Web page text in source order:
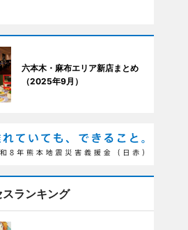
六本木・麻布エリア新店まとめ
（2025年9月）
スランキング